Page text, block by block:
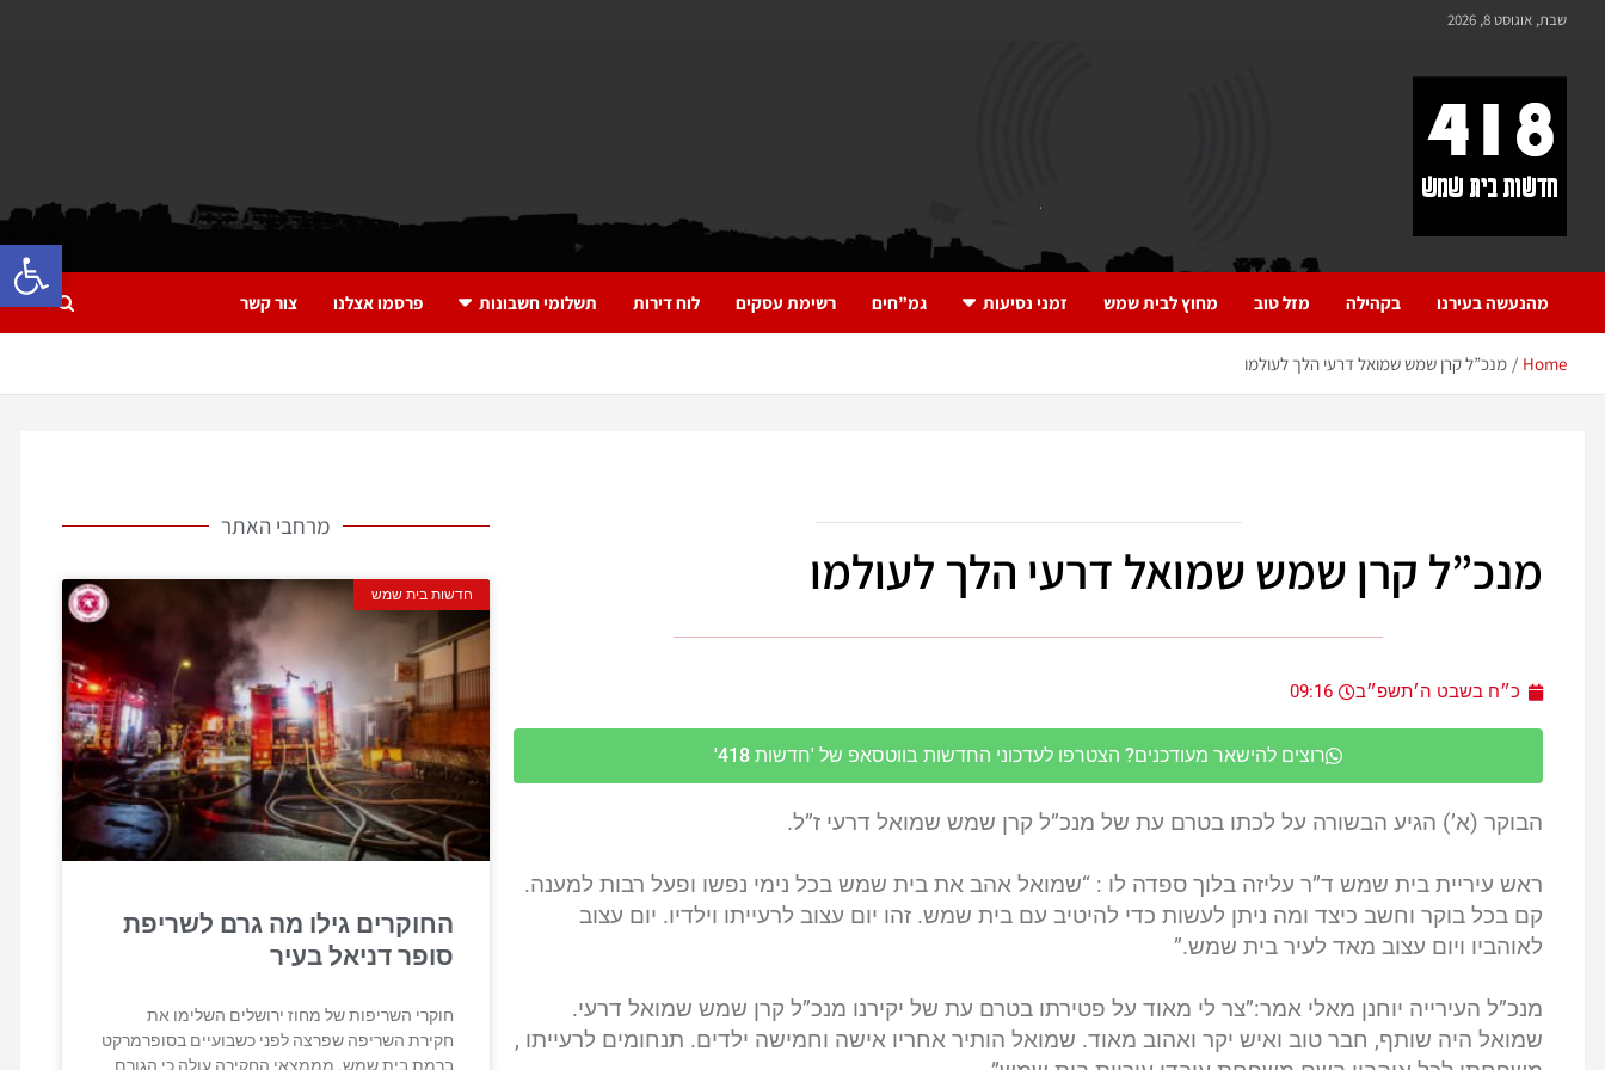
שבת, אוגוסט 8, 2026
418 – חדשות בית שמש
מהנעשה בעירנו בקהילה מזל טוב מחוץ לבית שמש זמני נסיעות גמ”חים רשימת עסקים לוח דירות תשלומי חשבונות פרסמו אצלנו צור קשר
Home מנכ”ל קרן שמש שמואל דרעי הלך לעולמו
מנכ”ל קרן שמש שמואל דרעי הלך לעולמו
כ״ח בשבט ה׳תשפ״ב 09:16
רוצים להישאר מעודכנים? הצטרפו לעדכוני החדשות בווטסאפ של 'חדשות 418'
הבוקר (א’) הגיע הבשורה על לכתו בטרם עת של מנכ”ל קרן שמש שמואל דרעי ז”ל.
ראש עיריית בית שמש ד”ר עליזה בלוך ספדה לו : “שמואל אהב את בית שמש בכל נימי נפשו ופעל רבות למענה.
קם בכל בוקר וחשב כיצד ומה ניתן לעשות כדי להיטיב עם בית שמש. זהו יום עצוב לרעייתו וילדיו. יום עצוב
לאוהביו ויום עצוב מאד לעיר בית שמש.”
מנכ”ל העירייה יוחנן מאלי אמר:”צר לי מאוד על פטירתו בטרם עת של יקירנו מנכ”ל קרן שמש שמואל דרעי.
שמואל היה שותף, חבר טוב ואיש יקר ואהוב מאוד. שמואל הותיר אחריו אישה וחמישה ילדים. תנחומים לרעייתו ,
מרחבי האתר
חדשות בית שמש
החוקרים גילו מה גרם לשריפת
סופר דניאל בעיר
חוקרי השריפות של מחוז ירושלים השלימו את
חקירת השריפה שפרצה לפני כשבועיים בסופרמרקט
ברמת בית שמש. מממצאי החקירה עולה כי הגורם